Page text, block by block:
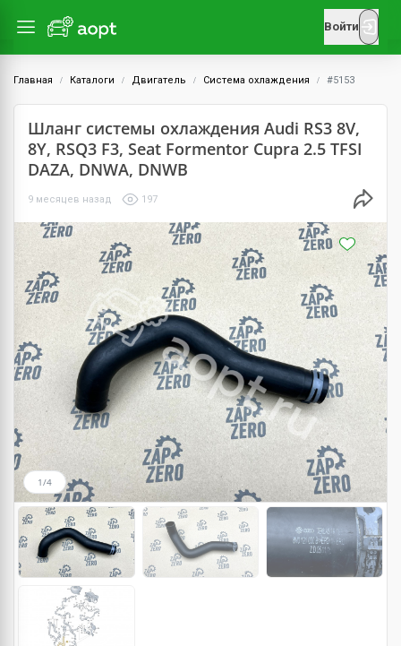
Войти
Главная Каталоги Двигатель Система охлаждения #5153
Шланг системы охлаждения Audi RS3 8V,
8Y, RSQ3 F3, Seat Formentor Cupra 2.5 TFSI
DAZA, DNWA, DNWB
9 месяцев назад 197
1/4